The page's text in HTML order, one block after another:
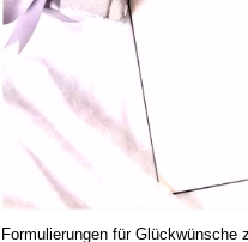
Formulierungen für Glückwünsche